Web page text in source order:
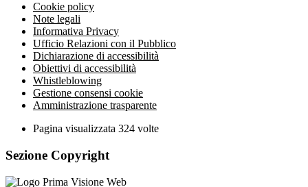
Cookie policy
Note legali
Informativa Privacy
Ufficio Relazioni con il Pubblico
Dichiarazione di accessibilità
Obiettivi di accessibilità
Whistleblowing
Gestione consensi cookie
Amministrazione trasparente
Pagina visualizzata 324 volte
Sezione Copyright